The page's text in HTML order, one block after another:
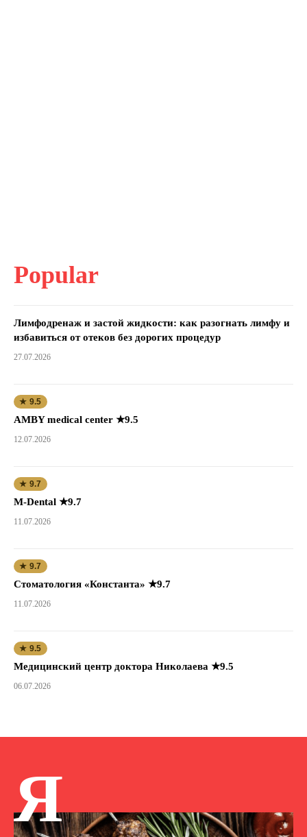
Popular
Лимфодренаж и застой жидкости: как разогнать лимфу и
избавиться от отеков без дорогих процедур
27.07.2026
★ 9.5
AMBY medical center ★9.5
12.07.2026
★ 9.7
M-Dental ★9.7
11.07.2026
★ 9.7
Стоматология «Константа» ★9.7
11.07.2026
★ 9.5
Медицинский центр доктора Николаева ★9.5
06.07.2026
Я